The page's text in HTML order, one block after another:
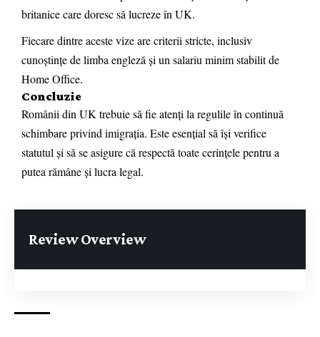
britanice care doresc să lucreze în UK.
Fiecare dintre aceste vize are criterii stricte, inclusiv
cunoștințe de limba engleză și un salariu minim stabilit de
Home Office.
Concluzie
Românii din UK trebuie să fie atenți la regulile în continuă
schimbare privind imigrația. Este esențial să își verifice
statutul și să se asigure că respectă toate cerințele pentru a
putea rămâne și lucra legal.
Review Overview